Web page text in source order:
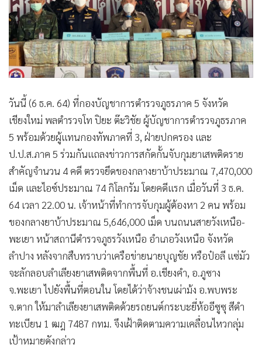
• วิทยาศาสตร์
• SMEs
• หุ้น
• อินโดจีน
• Celeb Online
• Factcheck
• ญี่ปุ่น
• News1
Gotomanager
วันนี้ (6 ธ.ค. 64) ที่กองบัญชาการตำรวจภูธรภาค 5 จังหวัด
เชียงใหม่ พลตำรวจโท ปิยะ ต๊ะวิชัย ผู้บัญชาการตำรวจภูธรภาค
5 พร้อมด้วยผู้แทนกองทัพภาคที่ 3, ฝ่ายปกครอง และ
ป.ป.ส.ภาค 5 ร่วมกันแถลงข่าวการสกัดกั้นจับกุมยาเสพติดราย
สำคัญจำนวน 4 คดี ตรวจยึดของกลางยาบ้าประมาณ 7,470,000
เม็ด และไอซ์ประมาณ 74 กิโลกรัม โดยคดีแรก เมื่อวันที่ 3 ธ.ค.
64 เวลา 22.00 น. เจ้าหน้าที่ทำการจับกุมผู้ต้องหา 2 คน พร้อม
ของกลางยาบ้าประมาณ 5,646,000 เม็ด บนถนนสายวังเหนือ-
พะเยา หน้าสถานีตำรวจภูธรวังเหนือ อำเภอวังเหนือ จังหวัด
ลำปาง หลังจากสืบทราบว่าเครือข่ายนายบุญชัย หรือป๋อลี แซ่มัว
จะลักลอบลำเลียงยาเสพติดจากพื้นที่ อ.เชียงคำ, อ.ภูซาง
จ.พะเยา ไปยังพื้นที่ตอนใน โดยได้ว่าจ้างชนเผ่าม้ง อ.พบพระ
จ.ตาก ให้มาลำเลียงยาเสพติดด้วยรถยนต์กระบะยี่ห้ออีซูซุ สีดำ
ทะเบียน 1 ฒฎ 7487 กทม. จึงเฝ้าติดตามความเคลื่อนไหวกลุ่ม
เป้าหมายดังกล่าว